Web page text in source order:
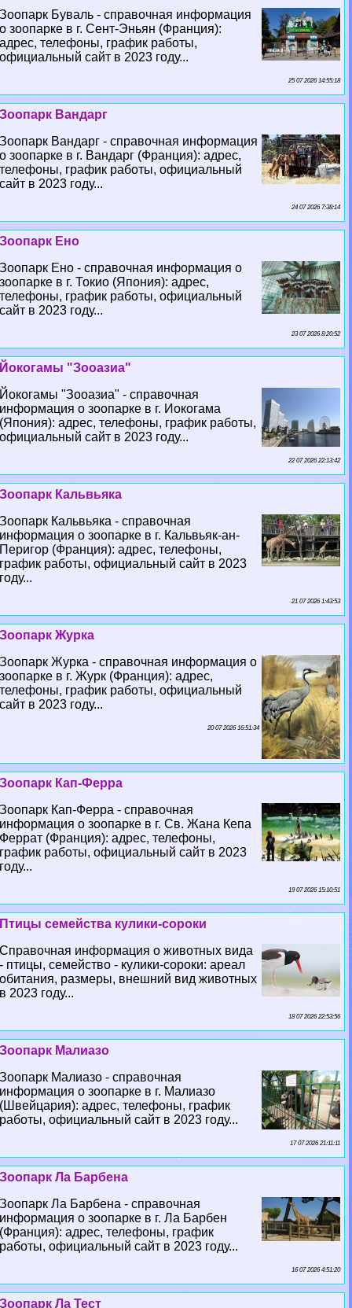
Зоопарк Буваль - справочная информация
о зоопарке в г. Сент-Эньян (Франция):
адрес, телефоны, график работы,
официальный сайт в 2023 году...
25 07 2026 14:55:18
Зоопарк Вандарг
Зоопарк Вандарг - справочная информация
о зоопарке в г. Вандарг (Франция): адрес,
телефоны, график работы, официальный
сайт в 2023 году...
24 07 2026 7:38:14
Зоопарк Ено
Зоопарк Ено - справочная информация о
зоопарке в г. Токио (Япония): адрес,
телефоны, график работы, официальный
сайт в 2023 году...
23 07 2026 8:20:52
Йокогамы "Зооазиа"
Йокогамы "Зооазиа" - справочная
информация о зоопарке в г. Иокогама
(Япония): адрес, телефоны, график работы,
официальный сайт в 2023 году...
22 07 2026 22:13:42
Зоопарк Кальвьяка
Зоопарк Кальвьяка - справочная
информация о зоопарке в г. Кальвьяк-ан-
Перигор (Франция): адрес, телефоны,
график работы, официальный сайт в 2023
году...
21 07 2026 1:43:53
Зоопарк Журка
Зоопарк Журка - справочная информация о
зоопарке в г. Журк (Франция): адрес,
телефоны, график работы, официальный
сайт в 2023 году...
20 07 2026 16:51:34
Зоопарк Кап-Ферра
Зоопарк Кап-Ферра - справочная
информация о зоопарке в г. Св. Жана Кепа
Феррат (Франция): адрес, телефоны,
график работы, официальный сайт в 2023
году...
19 07 2026 15:10:51
Птицы семейства кулики-сороки
Справочная информация о животных вида
- птицы, семейство - кулики-сороки: ареал
обитания, размеры, внешний вид животных
в 2023 году...
18 07 2026 22:53:56
Зоопарк Малиазо
Зоопарк Малиазо - справочная
информация о зоопарке в г. Малиазо
(Швейцария): адрес, телефоны, график
работы, официальный сайт в 2023 году...
17 07 2026 21:11:11
Зоопарк Ла Барбена
Зоопарк Ла Барбена - справочная
информация о зоопарке в г. Ла Барбен
(Франция): адрес, телефоны, график
работы, официальный сайт в 2023 году...
16 07 2026 4:51:20
Зоопарк Ла Тест